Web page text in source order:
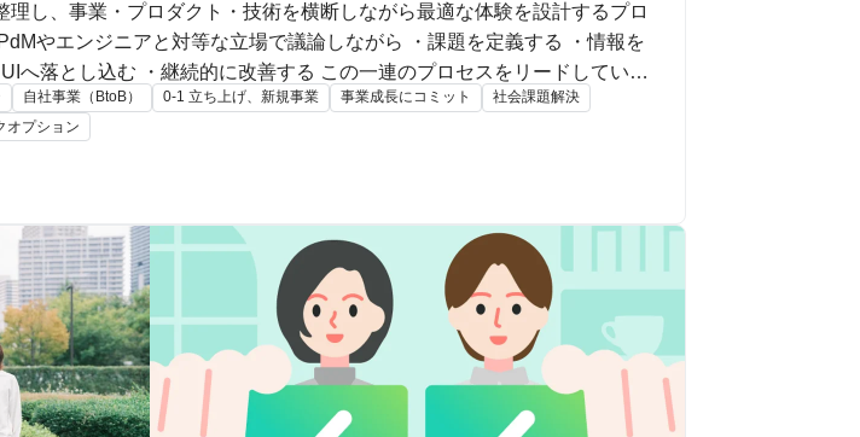
し、事業・プロダクト・技術を横断しながら最適な体験を設計するプロ
的に改善する この一連のプロセスをリードしていた
自社事業（BtoB） 0-1 立ち上げ、新規事業 事業成長にコミット
社会課題解決
オプション